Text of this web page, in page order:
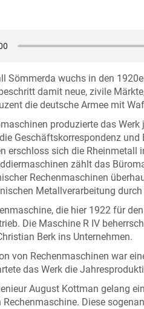
Sömmerda wuchs in den
damit neue, zivile
die deutsche Armee mit
produzierte das
Geschäftskorrespondenz
erschloss sich die
zählt das
Rechenmaschinen
Metallverarbeitung
die hier 1922 für
Die Maschine R IV
Berk ins Unternehmen.
von Rechenmaschinen war
das Werk die
August Kottman gelang
Rechenmaschine. Diese